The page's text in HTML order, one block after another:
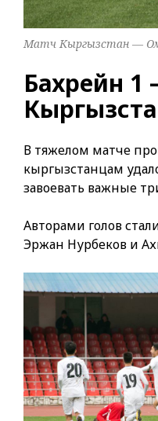
Матч Кыргызстан —
Бахрейн 1
В тяжелом матче
кыргызстанцам
завоевать важные
Авторами голов
Эржан Нурбеков и